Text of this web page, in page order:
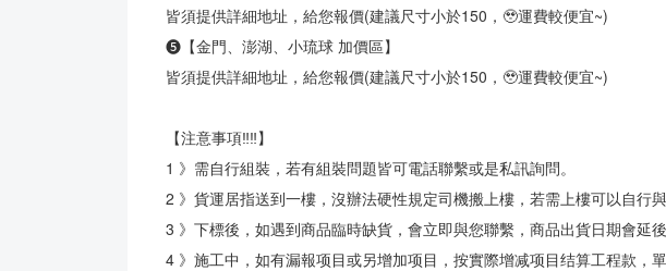
皆須提供詳細地址，給您報價(建議尺寸小於150，🥹運費較便宜~)
❺【金門、澎湖、小琉球 加價區】
皆須提供詳細地址，給您報價(建議尺寸小於150，🥹運費較便宜~)
【注意事項‼‼】
1 》需自行組裝，若有組裝問題皆可電話聯繫或是私訊詢問。
2 》貨運居指送到一樓，沒辦法硬性規定司機搬上樓，若需上樓可以自行
3 》下標後，如遇到商品臨時缺貨，會立即與您聯繫，商品出貨日期會延後
4 》施工中，如有漏報项目或另增加项目，按實際增减项目结算工程款，單